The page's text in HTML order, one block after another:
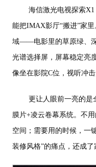
海信激光电视探索
能把IMAX影厅“搬进”家
域——电影里的草原绿、
光谱选择屏，屏幕稳定亮
像坐在影院C位，视听冲击
更让人眼前一亮的是
膜片+凌云卷幕系统。不
空间；需要用的时候，一
装修风格”的痛点，还成